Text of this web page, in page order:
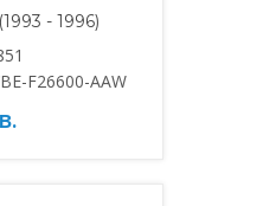
- 1996)
F26600-AAW